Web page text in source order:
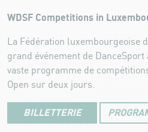
WDSF Competitions in
La Fédération luxembourgeoise
grand événement de
vaste programme de
Open sur deux jours.
BILLETTERIE